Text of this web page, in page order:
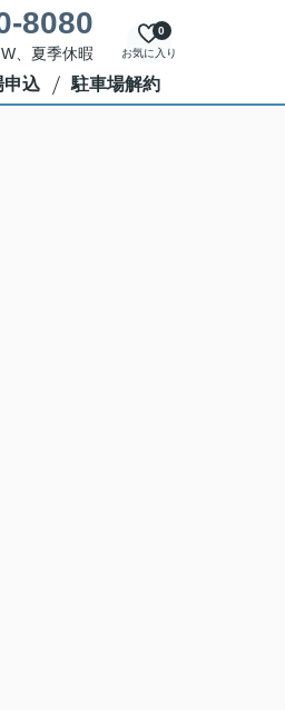
8080
、夏季休暇 お気に入り
0
申込 駐車場解約